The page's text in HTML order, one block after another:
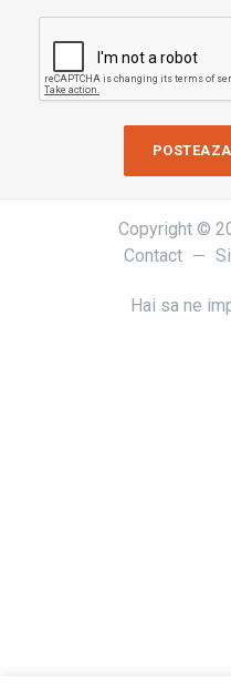
Copyright ©
Contact
Hai sa ne